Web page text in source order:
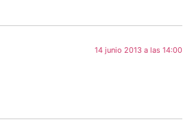
14 junio 2013 a las 14:00